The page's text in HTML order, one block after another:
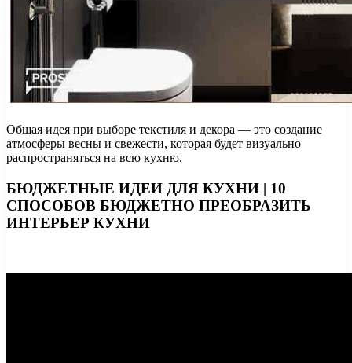
Общая идея при выборе текстиля и декора — это создание
атмосферы весны и свежести, которая будет визуально
распространяться на всю кухню.
БЮДЖЕТНЫЕ ИДЕИ ДЛЯ КУХНИ | 10
СПОСОБОВ БЮДЖЕТНО ПРЕОБРАЗИТЬ
ИНТЕРЬЕР КУХНИ